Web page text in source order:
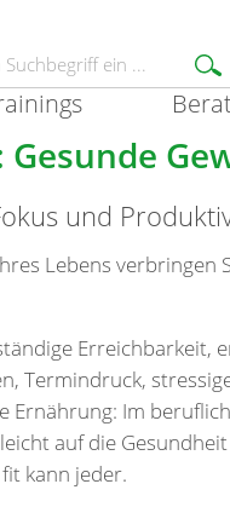
Gesunde
und
Lebens verbringen
Erreichbarkeit,
Termindruck,
Ernährung: Im
auf die
kann jeder.